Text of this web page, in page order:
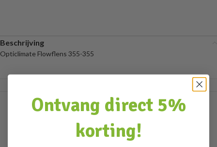
Beschrijving
Opticlimate Flowflens 355-355
Ontvang direct 5%
korting!